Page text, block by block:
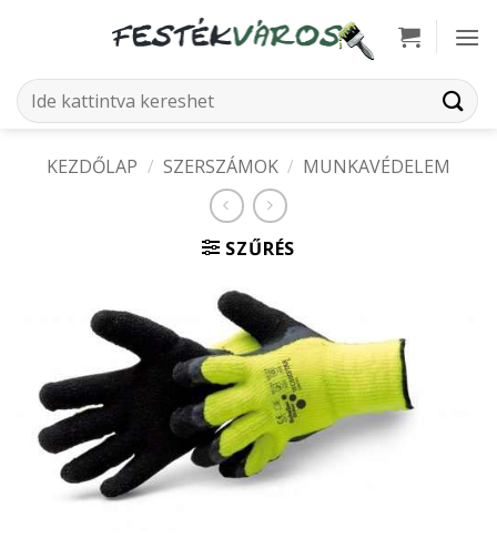
Keresés
a
KEZDŐLAP / SZERSZÁMOK / MUNKAVÉDELEM
SZŰRÉS